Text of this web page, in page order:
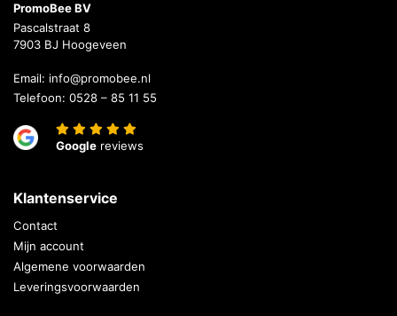
PromoBee BV
Pascalstraat 8
7903 BJ Hoogeveen
Email: info@promobee.nl
Telefoon: 0528 – 85 11 55
Google reviews
Klantenservice
Contact
Mijn account
Algemene voorwaarden
Leveringsvoorwaarden